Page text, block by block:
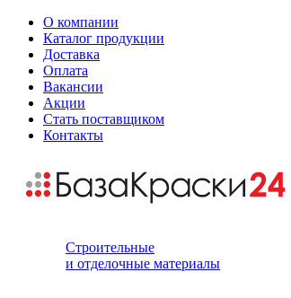
О компании
Каталог продукции
Доставка
Оплата
Вакансии
Акции
Стать поставщиком
Контакты
Строительные
и отделочные материалы